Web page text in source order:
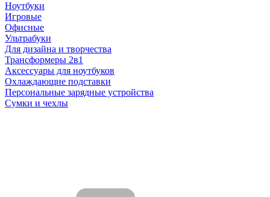
Ноутбуки
Игровые
Офисные
Ультрабуки
Для дизайна и творчества
Трансформеры 2в1
Аксессуары для ноутбуков
Охлаждающие подставки
Персональные зарядные устройства
Сумки и чехлы